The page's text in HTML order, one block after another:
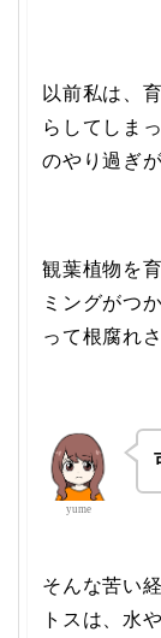
以前私は、
らしてしま
のやり過ぎ
観葉植物を
ミングがつ
って根腐れ
yume
そんな苦い
トスは、水